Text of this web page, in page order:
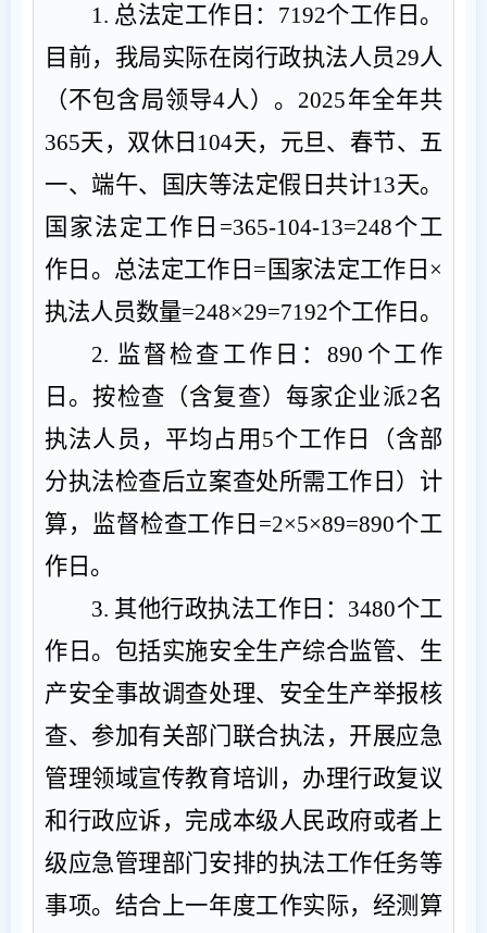
1. 总法定工作日： 7192个工作日。
目前，我局实际在岗行政执法人员29人
（不包含局领导4人）。 2025年全年共
365天，双休日 104天，元旦、春节、五
一、端午、国庆等法定假日共计13天。
国家法定工作日 =365-104-13=248个工
作日。总法定工作日 = 国家法定工作日 ×
执法人员数量=248×29=7192个工作日。
2. 监督检查工作日：890 个 工作
日。按检查（含复查）每家企业派2名
执法人员，平均占用 5个工作日（含部
分执法检查后立案查处所需工作日）计
算，监督检查工作日 =2×5×89=890个工
作日。
3. 其他行政执法工作日： 3480个工
作日。包括实施安全生产综合监管、生
产安全事故调查处理、安全生产举报核
查、参加有关部门联合执法 ， 开展应急
管理领域宣传教育培训 ， 办理行政复议
和行政应诉， 完成本级人民政府或者上
级应急管理部门安排的执法工作任务等
事项。结合上一年度工作实际， 经测算